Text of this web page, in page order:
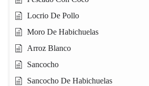
Locrio De Pollo
Moro De Habichuelas
Arroz Blanco
Sancocho
Sancocho De Habichuelas